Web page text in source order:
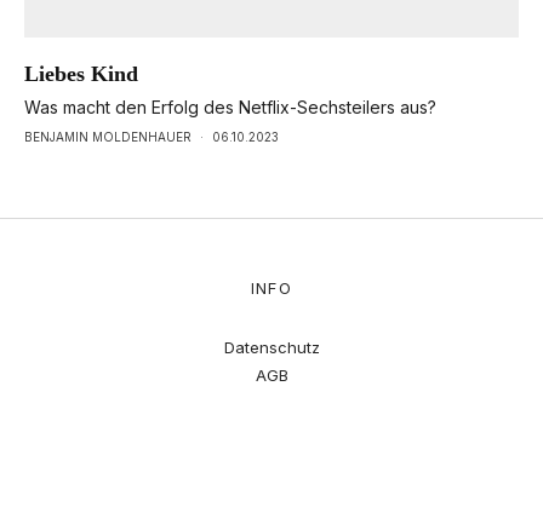
Liebes Kind
Was macht den Erfolg des Netflix-Sechsteilers aus?
BENJAMIN MOLDENHAUER · 06.10.2023
INFO
Datenschutz
AGB